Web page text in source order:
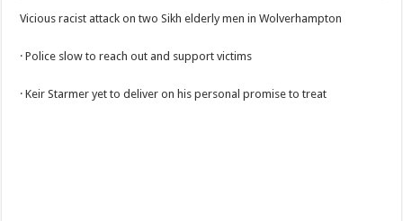
Vicious racist attack on two Sikh elderly men in Wolverhampton
· Police slow to reach out and support victims
· Keir Starmer yet to deliver on his personal promise to treat